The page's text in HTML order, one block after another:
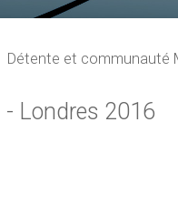
Détente et communauté
- Londres 2016